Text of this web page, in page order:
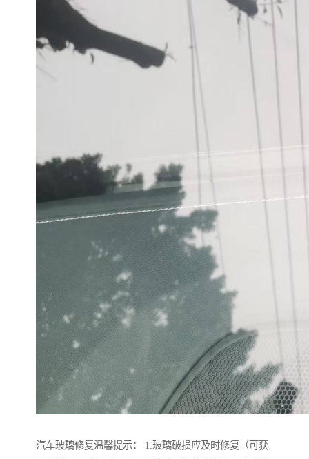
汽车玻璃修复温馨提示： 1.玻璃破损应及时修复（可获